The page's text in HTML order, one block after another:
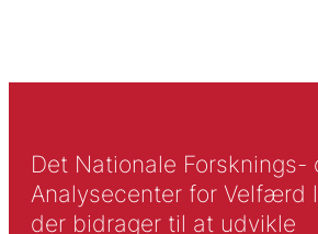
Det Nationale Forsknings-
Analysecenter for Velfærd
der bidrager til at udvikle